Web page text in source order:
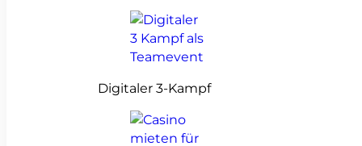
Digitaler 3-Kampf